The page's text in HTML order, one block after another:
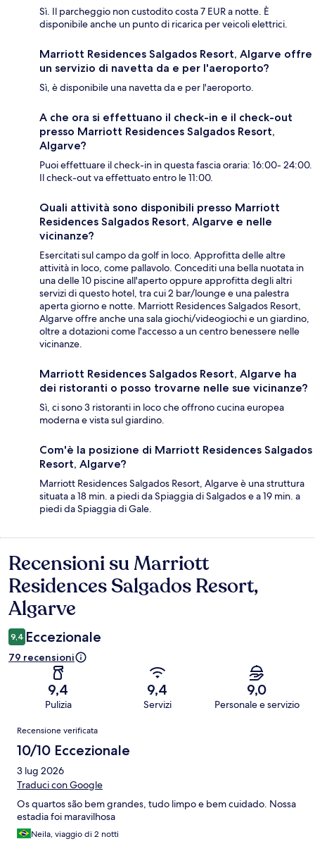
Sì. Il parcheggio non custodito costa 7 EUR a notte. È
disponibile anche un punto di ricarica per veicoli elettrici.
Marriott Residences Salgados Resort, Algarve offre
un servizio di navetta da e per l'aeroporto?
Sì, è disponibile una navetta da e per l'aeroporto.
A che ora si effettuano il check-in e il check-out
presso Marriott Residences Salgados Resort,
Algarve?
Puoi effettuare il check-in in questa fascia oraria: 16:00- 24:00.
Il check-out va effettuato entro le 11:00.
Quali attività sono disponibili presso Marriott
Residences Salgados Resort, Algarve e nelle
vicinanze?
Esercitati sul campo da golf in loco. Approfitta delle altre
attività in loco, come pallavolo. Concediti una bella nuotata in
una delle 10 piscine all'aperto oppure approfitta degli altri
servizi di questo hotel, tra cui 2 bar/lounge e una palestra
aperta giorno e notte. Marriott Residences Salgados Resort,
Algarve offre anche una sala giochi/videogiochi e un giardino,
oltre a dotazioni come l'accesso a un centro benessere nelle
vicinanze.
Marriott Residences Salgados Resort, Algarve ha
dei ristoranti o posso trovarne nelle sue vicinanze?
Sì, ci sono 3 ristoranti in loco che offrono cucina europea
moderna e vista sul giardino.
Com'è la posizione di Marriott Residences Salgados
Resort, Algarve?
Marriott Residences Salgados Resort, Algarve è una struttura
situata a 18 min. a piedi da Spiaggia di Salgados e a 19 min. a
piedi da Spiaggia di Gale.
Recensioni
Recensioni su Marriott
Residences Salgados Resort,
Algarve
9,4 Eccezionale
79 recensioni
9,4
Pulizia
9,4
Servizi
9,0
Personale e servizio
Recensioni
Recensione verificata
10/10 Eccezionale
3 lug 2026
Traduci con Google
Os quartos são bem grandes, tudo limpo e bem cuidado. Nossa
estadia foi maravilhosa
Neila, viaggio di 2 notti